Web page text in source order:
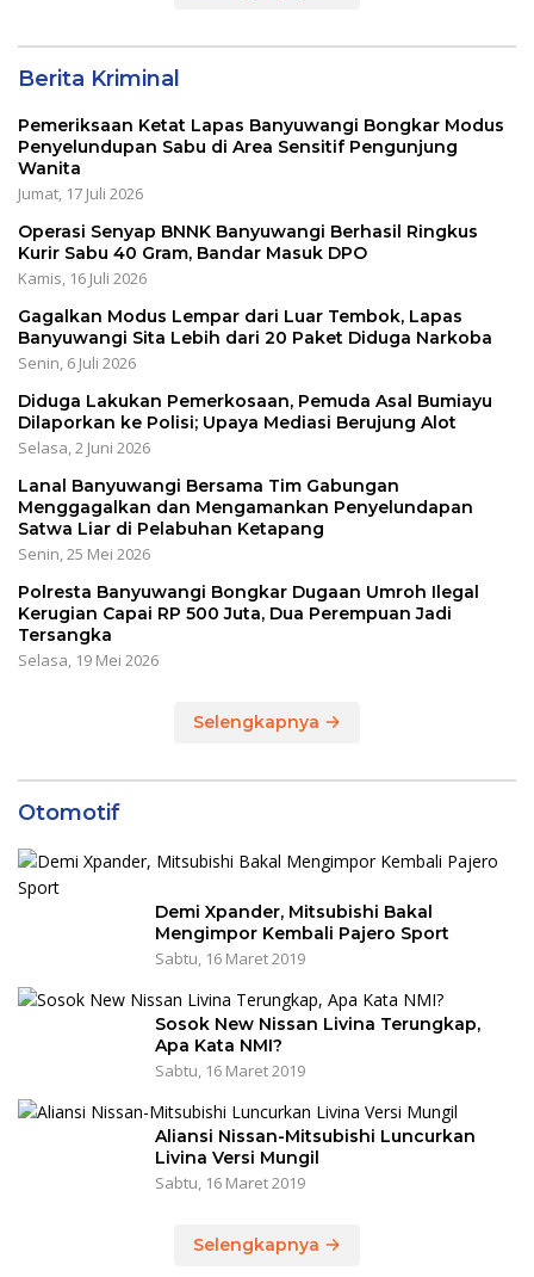
Berita Kriminal
Pemeriksaan Ketat Lapas Banyuwangi Bongkar Modus
Penyelundupan Sabu di Area Sensitif Pengunjung
Wanita
Jumat, 17 Juli 2026
Operasi Senyap BNNK Banyuwangi Berhasil Ringkus
Kurir Sabu 40 Gram, Bandar Masuk DPO
Kamis, 16 Juli 2026
Gagalkan Modus Lempar dari Luar Tembok, Lapas
Banyuwangi Sita Lebih dari 20 Paket Diduga Narkoba
Senin, 6 Juli 2026
Diduga Lakukan Pemerkosaan, Pemuda Asal Bumiayu
Dilaporkan ke Polisi; Upaya Mediasi Berujung Alot
Selasa, 2 Juni 2026
Lanal Banyuwangi Bersama Tim Gabungan
Menggagalkan dan Mengamankan Penyelundapan
Satwa Liar di Pelabuhan Ketapang
Senin, 25 Mei 2026
Polresta Banyuwangi Bongkar Dugaan Umroh Ilegal
Kerugian Capai RP 500 Juta, Dua Perempuan Jadi
Tersangka
Selasa, 19 Mei 2026
Selengkapnya
Otomotif
Demi Xpander, Mitsubishi Bakal
Mengimpor Kembali Pajero Sport
Sabtu, 16 Maret 2019
Sosok New Nissan Livina Terungkap,
Apa Kata NMI?
Sabtu, 16 Maret 2019
Aliansi Nissan-Mitsubishi Luncurkan
Livina Versi Mungil
Sabtu, 16 Maret 2019
Selengkapnya